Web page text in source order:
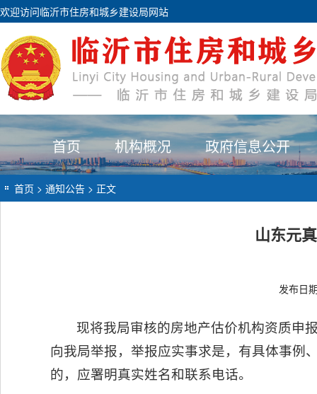
欢迎访问临沂市住房和城乡建设局网站
首页 机构概况 政府信息公开
首页 > 通知公告 > 正文
山东元
发布日
现将我局审核的房地产估价机构资质申
向我局举报，举报应实事求是，有具体事例
的，应署明真实姓名和联系电话。